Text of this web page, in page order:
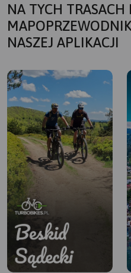
NA TYCH TRASACH
NASZEJ APLIKACJI